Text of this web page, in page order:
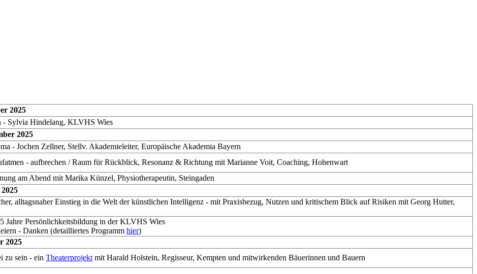
2025
- Sylvia Hindelang, KLVHS Wies
2025
- Jochen Zellner, Stellv. Akademieleiter, Europäische Akademia Bayern
- aufbrechen / Raum für Rückblick, Resonanz & Richtung mit Marianne Voit, Coaching, Hohenwart
am Abend mit Marika Künzel, Physiotherapeutin, Steingaden
alltagsnaher Einstieg in die Welt der künstlichen Intelligenz - mit Praxisbezug, Nutzen und kritischem Blick auf Risiken mit Georg Hutter,
Jahre Persönlichkeitsbildung in der KLVHS Wies
- Danken (detailliertes Programm hier)
2025
zu sein - ein Theaterprojektmit Harald Holstein, Regisseur, Kempten und mitwirkenden Bäuerinnen und Bauern